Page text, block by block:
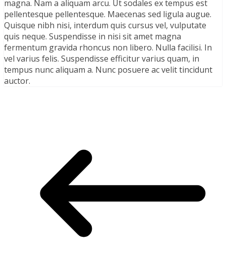
magna. Nam a aliquam arcu. Ut sodales ex tempus est
pellentesque pellentesque. Maecenas sed ligula augue.
Quisque nibh nisi, interdum quis cursus vel, vulputate
quis neque. Suspendisse in nisi sit amet magna
fermentum gravida rhoncus non libero. Nulla facilisi. In
vel varius felis. Suspendisse efficitur varius quam, in
tempus nunc aliquam a. Nunc posuere ac velit tincidunt
auctor.